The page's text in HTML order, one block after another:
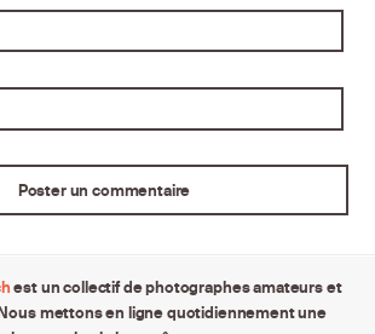
est un collectif de photographes amateurs et
mettons en ligne quotidiennement une